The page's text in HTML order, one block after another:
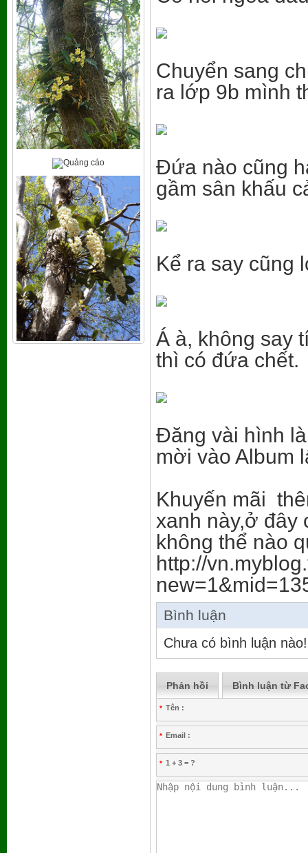
Chuyển sang
ra lớp 9b mình
Đứa nào cũng
gầm sân khấu
Kể ra say cũng
Á à, không say
thì có đứa chết.
Đăng vài hình
mời vào Album
Khuyến mãi
xanh này,ở đây
không thể nào
http://
Bình luận
Chưa có bình luận nào!
Phản hồi Bình luận từ
* Tên :
* Email :
* 1 + 3 = ?